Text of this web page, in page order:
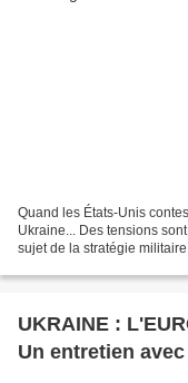
Quand les États-Unis
Ukraine... Des tensions
sujet de la stratégie
UKRAINE :
Un entretien